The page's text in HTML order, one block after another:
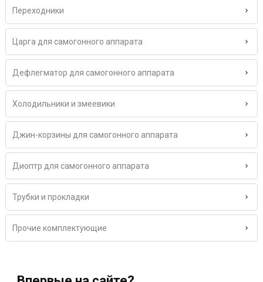
Переходники
Царга для самогонного аппарата
Дефлегматор для самогонного аппарата
Холодильники и змеевики
Джин-корзины для самогонного аппарата
Диоптр для самогонного аппарата
Трубки и прокладки
Прочие комплектующие